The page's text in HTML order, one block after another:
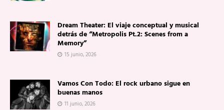
Dream Theater: El viaje conceptual y musical
detrás de “Metropolis Pt.2: Scenes from a
Memory”
15 junio, 2026
Vamos Con Todo: El rock urbano sigue en
buenas manos
11 junio, 2026